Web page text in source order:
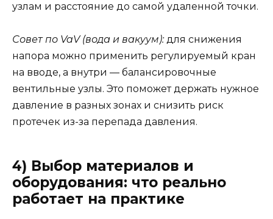
узлам и расстояние до самой удаленной точки.
Совет по VaV (вода и вакуум):для снижения
напора можно применить регулируемый кран
на вводе, а внутри — балансировочные
вентильные узлы. Это поможет держать нужное
давление в разных зонах и снизить риск
протечек из-за перепада давления.
4) Выбор материалов и
оборудования: что реально
работает на практике